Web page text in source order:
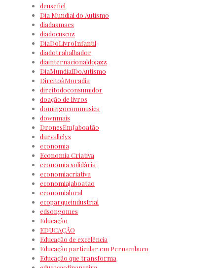
deusefiel
Dia Mundial do Autismo
diadasmaes
diadocuscuz
DiaDoLivroInfantil
diadotrabalhador
diainternacionaldojazz
DiaMundialDoAutismo
DireitoàMoradia
direitodoconsumidor
doação de livros
domingocommusica
downmais
DronesEmJaboatão
durvallelys
economia
Economia Criativa
economia solidária
economiacriativa
economiajaboatao
economialocal
ecoparqueindustrial
edsongomes
Educação
EDUCAÇÃO
Educação de excelência
Educação particular em Pernambuco
Educação que transforma